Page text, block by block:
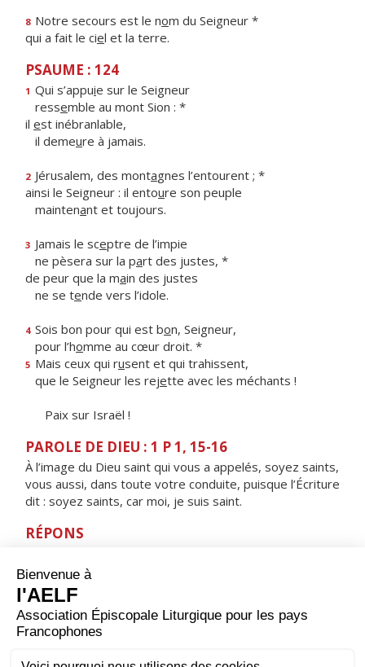
8 Notre secours est le nom du Seigneur *
qui a fait le ciel et la terre.
PSAUME : 124
1 Qui s’appuie sur le Seigneur
ressemble au mont Sion : *
il est inébranlable,
il demeure à jamais.
2 Jérusalem, des montagnes l’entourent ; *
ainsi le Seigneur : il entoure son peuple
maintenant et toujours.
3 Jamais le sceptre de l’impie
ne pèsera sur la part des justes, *
de peur que la main des justes
ne se tende vers l’idole.
4 Sois bon pour qui est bon, Seigneur,
pour l’homme au cœur droit. *
5 Mais ceux qui rusent et qui trahissent,
que le Seigneur les rejette avec les méchants !
Paix sur Israël !
PAROLE DE DIEU : 1 P 1, 15-16
À l’image du Dieu saint qui vous a appelés, soyez saints,
vous aussi, dans toute votre conduite, puisque l’Écriture
dit : soyez saints, car moi, je suis saint.
RÉPONS
rendez grâce, en rappelant son nom très saint.
ORAISON
Dieu éternel et tout-puissant, tu nous donnes de
célébrer dans une même fête la sainteté de tous les